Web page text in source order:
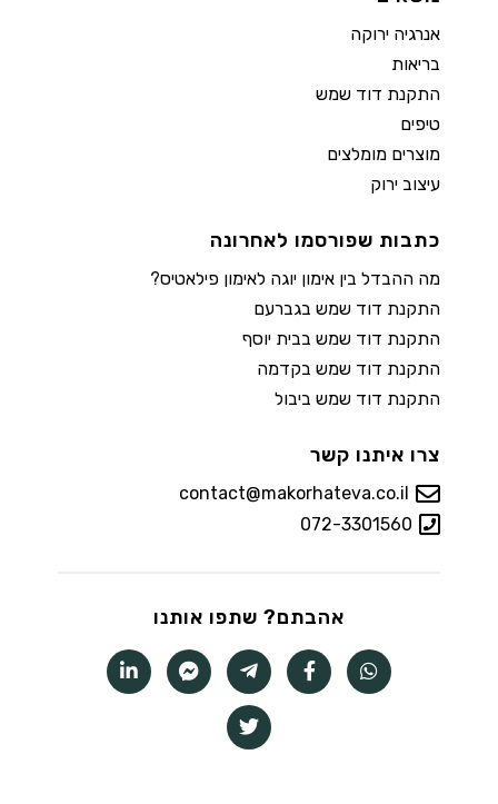
אנרגיה ירוקה
בריאות
התקנת דוד שמש
טיפים
מוצרים מומלצים
עיצוב ירוק
כתבות שפורסמו לאחרונה
מה ההבדל בין אימון יוגה לאימון פילאטיס?
התקנת דוד שמש בגברעם
התקנת דוד שמש בבית יוסף
התקנת דוד שמש בקדמה
התקנת דוד שמש ביבול
צרו איתנו קשר
contact@makorhateva.co.il
072-3301560
אהבתם? שתפו אותנו